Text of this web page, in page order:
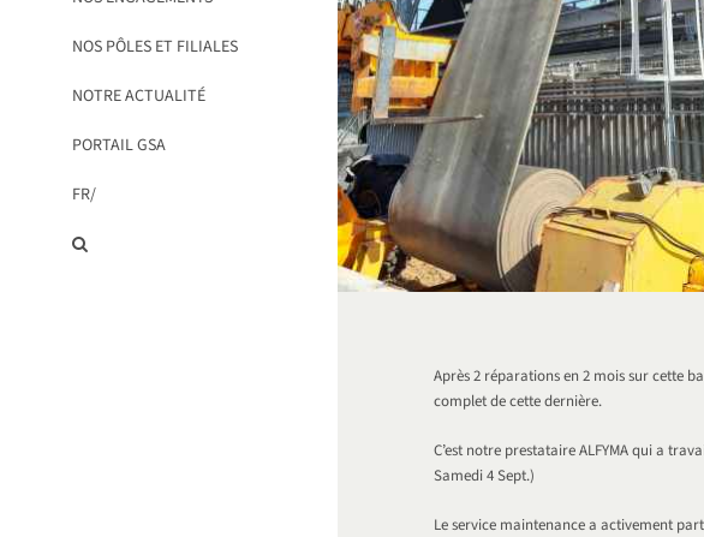
NOS PÔLES ET FILIALES
NOTRE ACTUALITÉ
PORTAIL GSA
FR/
Après 2 réparations en 2 mois sur cette
complet de cette dernière.
C’est notre prestataire ALFYMA qui a
Samedi 4 Sept.)
Le service maintenance a activement